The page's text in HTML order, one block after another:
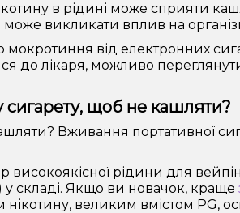
в рідині може сприяти
може викликати вплив на
мокротиння від електронних
до лікаря, можливо
сигарету, щоб не кашляти?
Вживання портативної
високоякісної рідини для
у складі. Якщо ви новачок, краще
великим вмістом PG,